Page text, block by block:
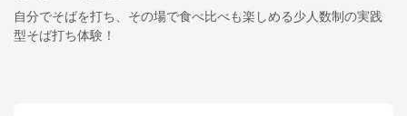
自分でそばを打ち、その場で食べ比べも楽しめる少人数制の実践
型そば打ち体験！